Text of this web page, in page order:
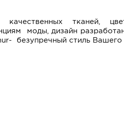
тканей,
моды, дизайн
безупречный стиль Вашего